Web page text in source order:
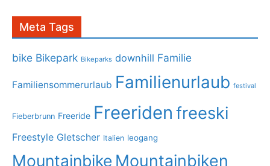
Meta Tags
bike Bikepark Bikeparks downhill Familie
Familiensommerurlaub Familienurlaub festival
Fieberbrunn Freeride Freeriden freeski
Freestyle Gletscher Italien leogang
Mountainbike Mountainbiken